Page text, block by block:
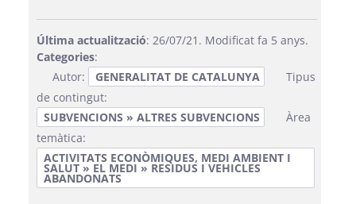
Última actualització: 26/07/21. Modificat fa 5 anys.
Categories:
Autor:
GENERALITAT DE CATALUNYA
Tipus
de contingut:
SUBVENCIONS » ALTRES SUBVENCIONS
Àrea
temàtica:
ACTIVITATS ECONÒMIQUES, MEDI AMBIENT I
SALUT » EL MEDI » RESIDUS I VEHICLES
ABANDONATS